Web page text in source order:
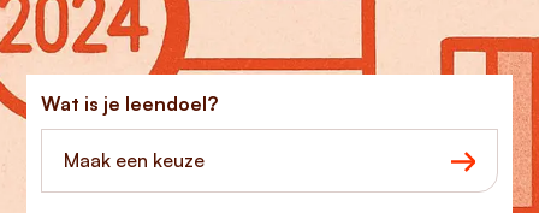
Wat is je leendoel?
Maak een keuze